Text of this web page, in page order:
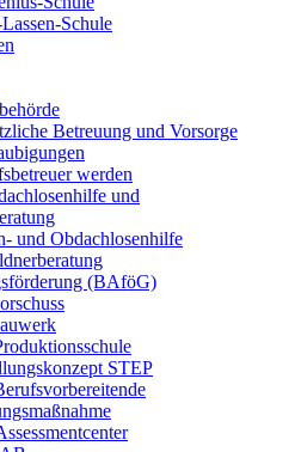
Schule
Betreuung und Vorsorge
werden
und
und Obdachlosenhilfe
(BAföG)
STEP